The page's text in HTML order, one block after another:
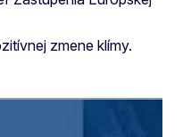
zmene klímy.